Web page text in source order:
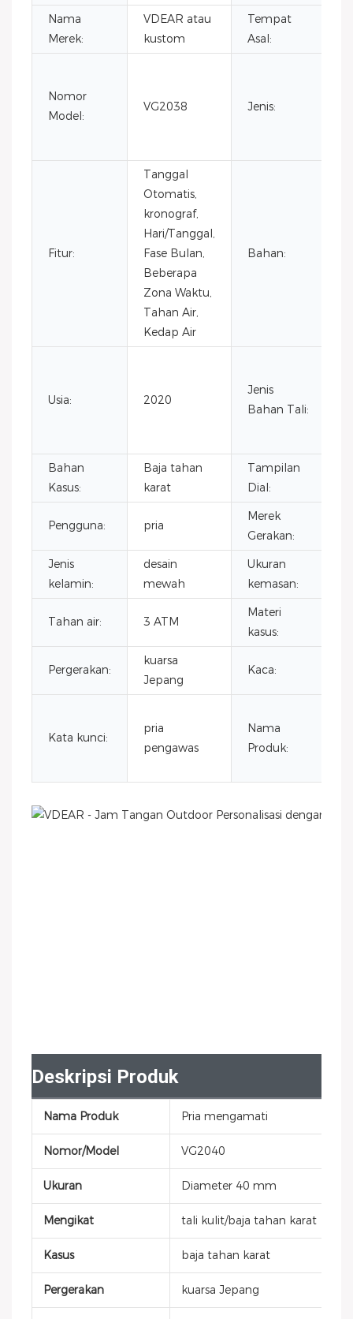
Nama
Merek:
VDEAR atau
kustom
Tempat
Asal:
Nomor
Model:
VG2038 Jenis:
Fitur:
Tanggal
Otomatis,
kronograf,
Hari/Tanggal,
Fase Bulan,
Beberapa
Zona Waktu,
Tahan Air,
Kedap Air
Bahan:
Usia: 2020
Jenis
Bahan Tali:
Bahan
Kasus:
Baja tahan
karat
Tampilan
Dial:
Pengguna: pria
Merek
Gerakan:
Jenis
kelamin:
desain
mewah
Ukuran
kemasan:
Tahan air: 3 ATM
Materi
kasus:
Pergerakan:
kuarsa
Jepang
Kaca:
Kata kunci:
pria
pengawas
Nama
Produk:
Deskripsi Produk
Nama Produk Pria mengamati
Nomor/Model VG2040
Ukuran Diameter 40 mm
Mengikat tali kulit/baja tahan karat
Kasus baja tahan karat
Pergerakan kuarsa Jepang